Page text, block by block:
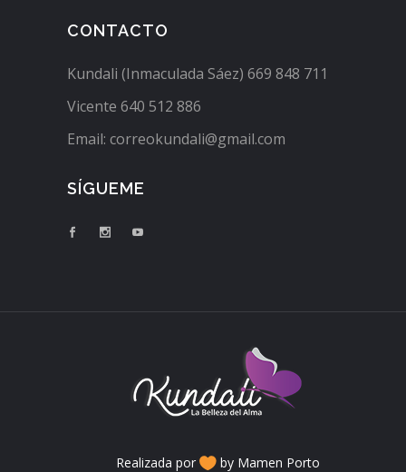
CONTACTO
Kundali (Inmaculada Sáez) 669 848 711
Vicente 640 512 886
Email: correokundali@gmail.com
SÍGUEME
Realizada por by Mamen Porto